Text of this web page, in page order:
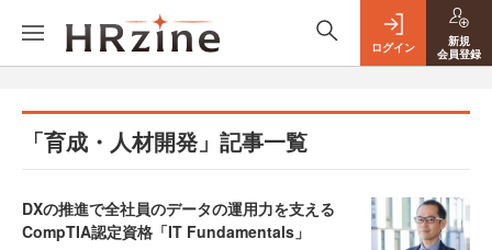
ログイン
新規
会員登録
「育成・人材開発」記事一覧
DXの推進で全社員のデータの運用力を支える
CompTIA認定資格「IT Fundamentals」